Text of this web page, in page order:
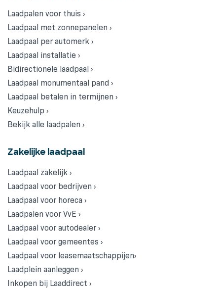
Laadpalen voor thuis ›
Laadpaal met zonnepanelen ›
Laadpaal per automerk ›
Laadpaal installatie ›
Bidirectionele laadpaal ›
Laadpaal monumentaal pand ›
Laadpaal betalen in termijnen ›
Keuzehulp ›
Bekijk alle laadpalen ›
Zakelijke laadpaal
Laadpaal zakelijk ›
Laadpaal voor bedrijven ›
Laadpaal voor horeca ›
Laadpalen voor VvE ›
Laadpaal voor autodealer ›
Laadpaal voor gemeentes ›
Laadpaal voor leasemaatschappijen›
Laadplein aanleggen ›
Inkopen bij Laaddirect ›